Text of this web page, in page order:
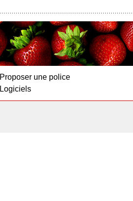
Proposer une police
Logiciels